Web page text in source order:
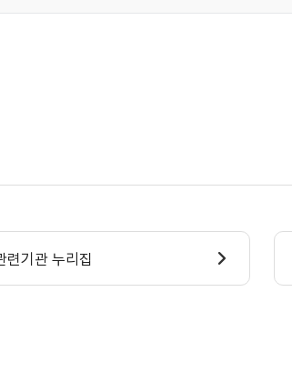
련기관 누리집